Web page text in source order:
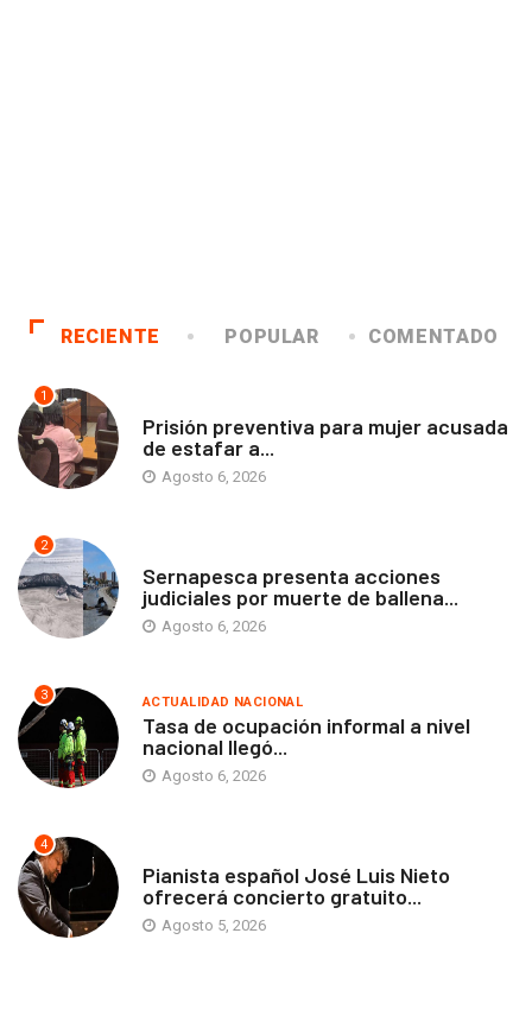
RECIENTE POPULAR COMENTADO
1
Prisión preventiva para mujer acusada
de estafar a...
Agosto 6, 2026
2
Sernapesca presenta acciones
judiciales por muerte de ballena...
Agosto 6, 2026
3 ACTUALIDAD NACIONAL
Tasa de ocupación informal a nivel
nacional llegó...
Agosto 6, 2026
4
Pianista español José Luis Nieto
ofrecerá concierto gratuito...
Agosto 5, 2026